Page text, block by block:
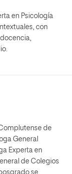
en Psicología
con
de
General
Experta en
de Colegios
se